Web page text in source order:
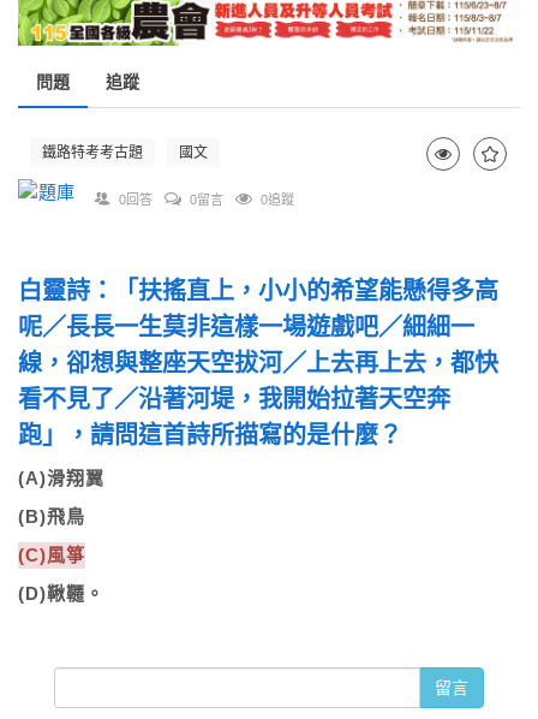
問題 追蹤
鐵路特考考古題 國文
0回答 0留言 0追蹤
白靈詩：「扶搖直上，小小的希望能懸得多高
呢／長長一生莫非這樣一場遊戲吧／細細一
線，卻想與整座天空拔河／上去再上去，都快
看不見了／沿著河堤，我開始拉著天空奔
跑」，請問這首詩所描寫的是什麼？
(A)滑翔翼
(B)飛鳥
(C)風箏
(D)鞦韆。
留言